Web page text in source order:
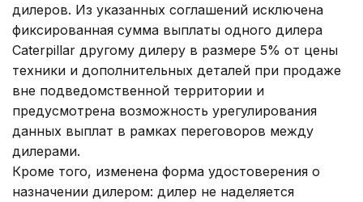
дилеров. Из указанных соглашений исключена
фиксированная сумма выплаты одного дилера
Caterpillar другому дилеру в размере 5% от цены
техники и дополнительных деталей при продаже
вне подведомственной территории и
предусмотрена возможность урегулирования
данных выплат в рамках переговоров между
дилерами.
Кроме того, изменена форма удостоверения о
назначении дилером: дилер не наделяется